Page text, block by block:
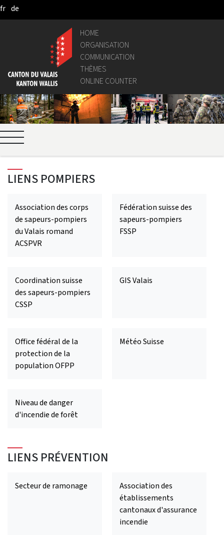
Skip to Main Content
fr de
HOME
ORGANISATION
COMMUNICATION
THÈMES
ONLINE COUNTER
LIENS POMPIERS
Association des corps
de sapeurs-pompiers
du Valais romand
ACSPVR
Fédération suisse des
sapeurs-pompiers
FSSP
Coordination suisse
des sapeurs-pompiers
CSSP
GIS Valais
Office fédéral de la
protection de la
population OFPP
Météo Suisse
Niveau de danger
d'incendie de forêt
LIENS PRÉVENTION
Secteur de ramonage
Association des
établissements
cantonaux d'assurance
incendie